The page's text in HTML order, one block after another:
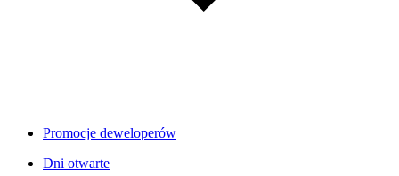
Promocje deweloperów
Dni otwarte